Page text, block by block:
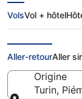
Vols pas
VolsVol + hôtel
Aller-retourAller
Origine
Turin,